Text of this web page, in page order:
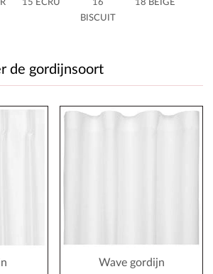
15 ECRU
16
BISCUIT
18 BEIGE
de gordijnsoort
Wave gordijn